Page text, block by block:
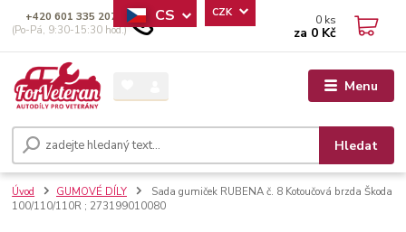
Menu
CS CZK
Hledat
+420 601 335 207
(Po-Pá, 9:30-15:30 hod.)
0 ks
za 0 Kč
Úvod GUMOVÉ DÍLY
Sada gumiček RUBENA č. 8 Kotoučová brzda Škoda
100/110/110R ; 273199010080